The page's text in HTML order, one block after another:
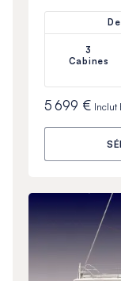
3
Cabines
5 699 € Inclut